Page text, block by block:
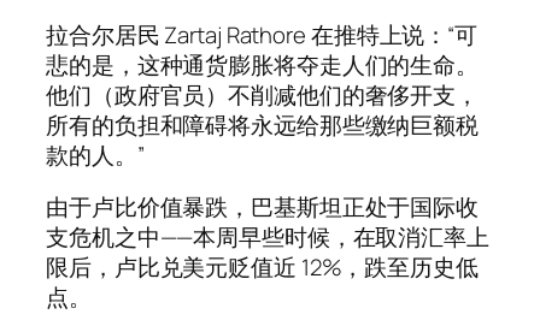
拉合尔居民 Zartaj Rathore 在推特上说：“可
悲的是，这种通货膨胀将夺走人们的生命。
他们（政府官员）不削减他们的奢侈开支，
所有的负担和障碍将永远给那些缴纳巨额税
款的人。”
由于卢比价值暴跌，巴基斯坦正处于国际收
支危机之中——本周早些时候，在取消汇率上
限后，卢比兑美元贬值近 12%，跌至历史低
点。